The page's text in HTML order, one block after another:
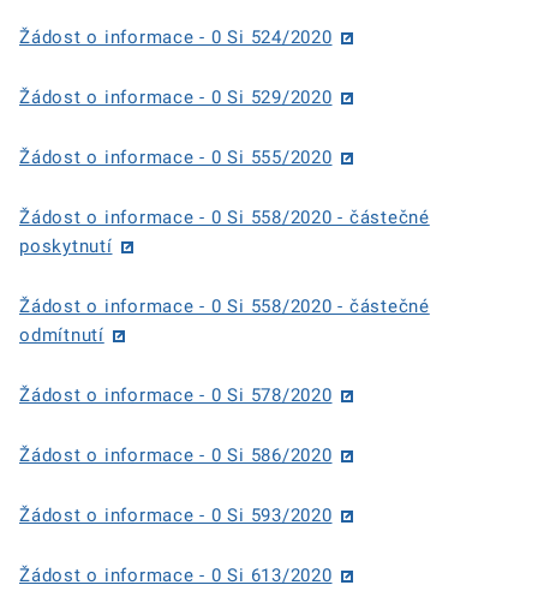
Žádost o informace - 0 Si 524/2020
Žádost o informace - 0 Si 529/2020
Žádost o informace - 0 Si 555/2020
Žádost o informace - 0 Si 558/2020 - částečné
poskytnutí
Žádost o informace - 0 Si 558/2020 - částečné
odmítnutí
Žádost o informace - 0 Si 578/2020
Žádost o informace - 0 Si 586/2020
Žádost o informace - 0 Si 593/2020
Žádost o informace - 0 Si 613/2020